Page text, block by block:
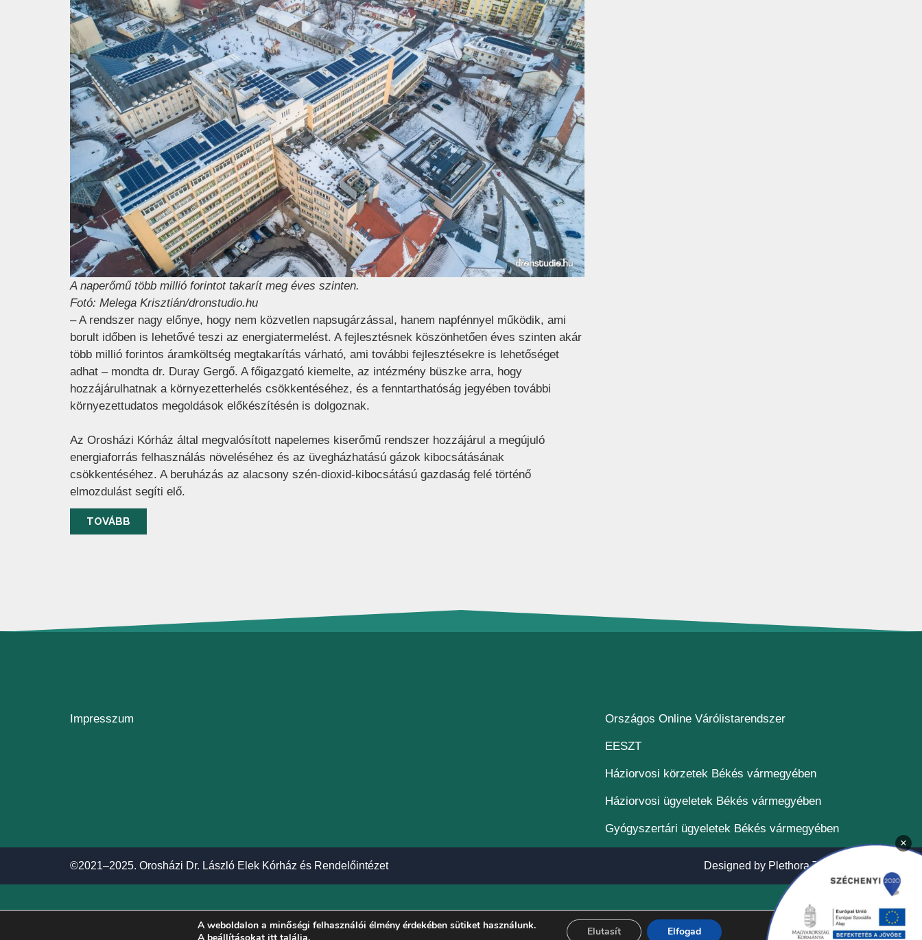
A naperőmű több millió forintot takarít meg éves szinten.
Fotó: Melega Krisztián/dronstudio.hu
– A rendszer nagy előnye, hogy nem közvetlen napsugárzással, hanem napfénnyel működik, ami
borult időben is lehetővé teszi az energiatermelést. A fejlesztésnek köszönhetően éves szinten akár
több millió forintos áramköltség megtakarítás várható, ami további fejlesztésekre is lehetőséget
adhat – mondta dr. Duray Gergő. A főigazgató kiemelte, az intézmény büszke arra, hogy
hozzájárulhatnak a környezetterhelés csökkentéséhez, és a fenntarthatóság jegyében további
környezettudatos megoldások előkészítésén is dolgoznak.
Az Orosházi Kórház által megvalósított napelemes kiserőmű rendszer hozzájárul a megújuló
energiaforrás felhasználás növeléséhez és az üvegházhatású gázok kibocsátásának
csökkentéséhez. A beruházás az alacsony szén-dioxid-kibocsátású gazdaság felé történő
elmozdulást segíti elő.
TOVÁBB
Impresszum Országos Online Várólistarendszer(új ablakban nyílik meg)
EESZT(új ablakban nyílik meg)
Háziorvosi körzetek Békés vármegyében
Háziorvosi ügyeletek Békés vármegyében
Gyógyszertári ügyeletek Békés vármegyében
©2021–2025. Orosházi Dr. László Elek Kórház és Rendelőintézet Designed by Plethora Themes
A weboldalon a minőségi felhasználói élmény érdekében sütiket használunk.
Elfogad
Elutasít
×